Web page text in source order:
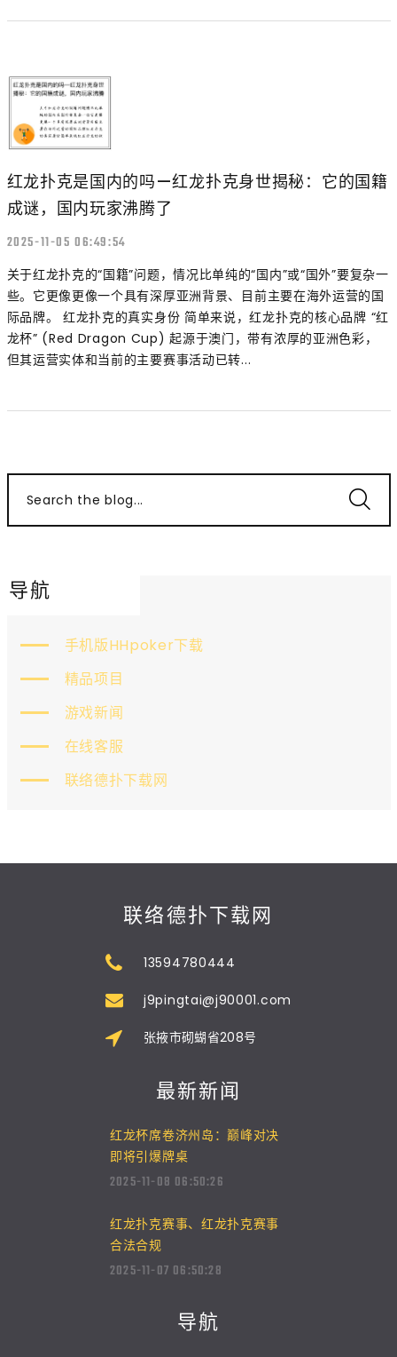
红龙扑克是国内的吗—红龙扑克身世揭秘：它的国籍
成谜，国内玩家沸腾了
2025-11-05 06:49:54
关于红龙扑克的“国籍”问题，情况比单纯的“国内”或“国外”要复杂一
些。它更像更像一个具有深厚亚洲背景、目前主要在海外运营的国
际品牌。 红龙扑克的真实身份 简单来说，红龙扑克的核心品牌 “红
龙杯” (Red Dragon Cup) 起源于澳门，带有浓厚的亚洲色彩，
但其运营实体和当前的主要赛事活动已转...
Search the blog...
导航
手机版HHpoker下载
精品项目
游戏新闻
在线客服
联络德扑下载网
联络德扑下载网
13594780444
j9pingtai@j90001.com
张掖市砌蝴省208号
最新新闻
红龙杯席卷济州岛：巅峰对决
即将引爆牌桌
2025-11-08 06:50:26
红龙扑克赛事、红龙扑克赛事
合法合规
2025-11-07 06:50:28
导航